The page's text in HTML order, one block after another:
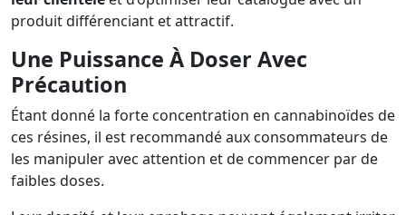
produit différenciant et attractif.
Une Puissance À Doser Avec
Précaution
Étant donné la forte concentration en cannabinoïdes de
ces résines, il est recommandé aux consommateurs de
les manipuler avec attention et de commencer par de
faibles doses.